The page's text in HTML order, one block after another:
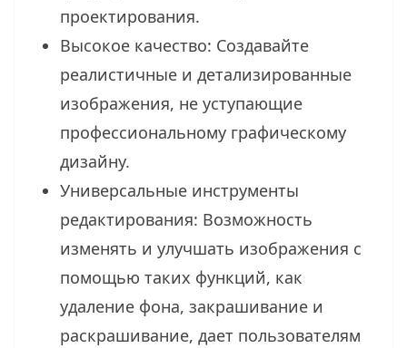
проектирования.
Высокое качество: Создавайте
реалистичные и детализированные
изображения, не уступающие
профессиональному графическому
дизайну.
Универсальные инструменты
редактирования: Возможность
изменять и улучшать изображения с
помощью таких функций, как
удаление фона, закрашивание и
раскрашивание, дает пользователям